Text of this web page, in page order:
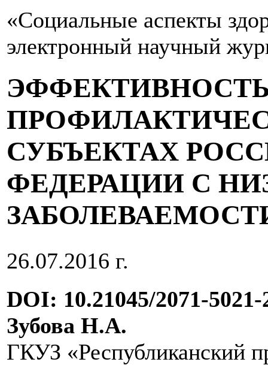
«Социальные аспекты
электронный научный
СУБЪЕКТАХ
ФЕДЕРАЦИИ С
26.07.2016 г.
DOI: 10.21045/2071-5021-
Зубова Н.А.
ГКУЗ «Республиканский